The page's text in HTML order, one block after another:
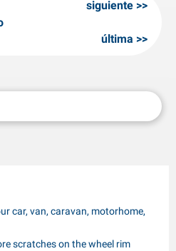
siguiente
última
car, van, caravan, motorhome,
scratches on the wheel rim